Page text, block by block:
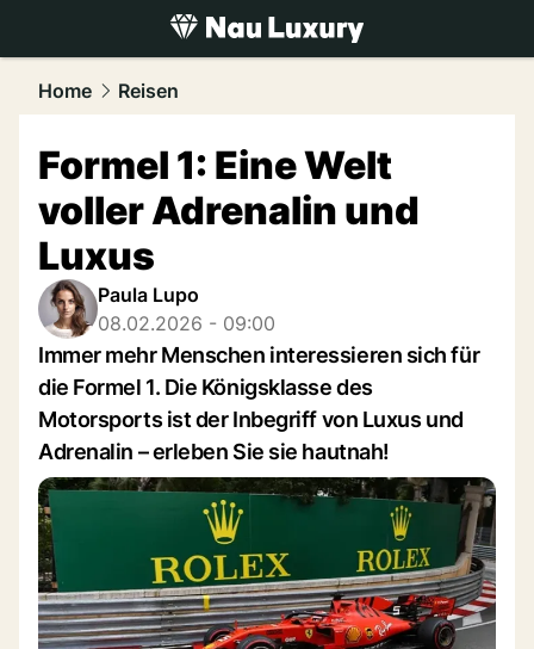
luxury.NAU.ch
Home Reisen
Formel 1: Eine Welt
voller Adrenalin und
Luxus
Paula Lupo
08.02.2026 - 09:00
Immer mehr Menschen interessieren sich für
die Formel 1. Die Königsklasse des
Motorsports ist der Inbegriff von Luxus und
Adrenalin – erleben Sie sie hautnah!